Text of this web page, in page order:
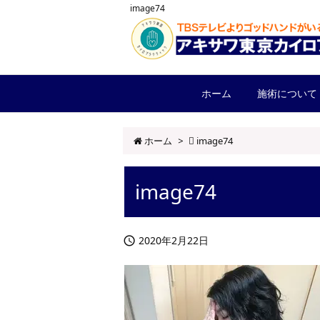
image74
ホーム 施術について
ホーム > image74
image74
 2020年2月22日